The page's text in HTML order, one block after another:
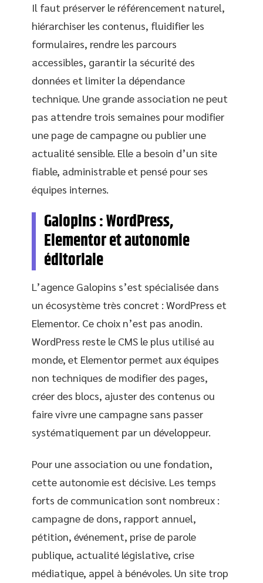
Il faut préserver le référencement naturel,
hiérarchiser les contenus, fluidifier les
formulaires, rendre les parcours
accessibles, garantir la sécurité des
données et limiter la dépendance
technique. Une grande association ne peut
pas attendre trois semaines pour modifier
une page de campagne ou publier une
actualité sensible. Elle a besoin d’un site
fiable, administrable et pensé pour ses
équipes internes.
Galopins : WordPress,
Elementor et autonomie
éditoriale
L’agence Galopins s’est spécialisée dans
un écosystème très concret : WordPress et
Elementor. Ce choix n’est pas anodin.
WordPress reste le CMS le plus utilisé au
monde, et Elementor permet aux équipes
non techniques de modifier des pages,
créer des blocs, ajuster des contenus ou
faire vivre une campagne sans passer
systématiquement par un développeur.
Pour une association ou une fondation,
cette autonomie est décisive. Les temps
forts de communication sont nombreux :
campagne de dons, rapport annuel,
pétition, événement, prise de parole
publique, actualité législative, crise
médiatique, appel à bénévoles. Un site trop